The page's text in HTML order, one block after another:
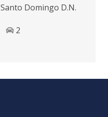
Santo Domingo D.N.
2